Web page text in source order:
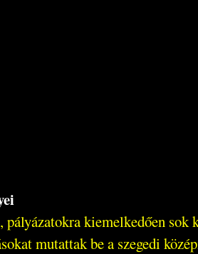
pályázatokra kiemelkedően
mutattak be a szegedi